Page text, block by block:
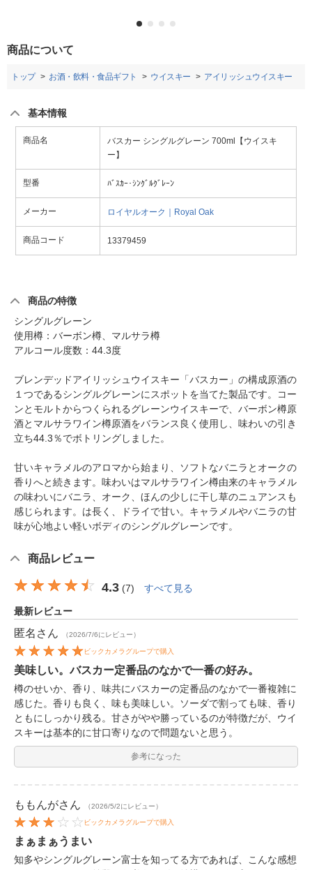
商品について
トップ お酒・飲料・食品ギフト ウイスキー アイリッシュウイスキー
基本情報
商品名
バスカー シングルグレーン 700ml【ウイスキ
ー】
型番 ﾊﾞｽｶｰ･ｼﾝｸﾞﾙｸﾞﾚｰﾝ
メーカー ロイヤルオーク｜Royal Oak
商品コード 13379459
商品の特徴
シングルグレーン
使用樽：バーボン樽、マルサラ樽
アルコール度数：44.3度
ブレンデッドアイリッシュウイスキー「バスカー」の構成原酒の
１つであるシングルグレーンにスポットを当てた製品です。コー
ンとモルトからつくられるグレーンウイスキーで、バーボン樽原
酒とマルサラワイン樽原酒をバランス良く使用し、味わいの引き
立ち44.3％でボトリングしました。
甘いキャラメルのアロマから始まり、ソフトなバニラとオークの
香りへと続きます。味わいはマルサラワイン樽由来のキャラメル
の味わいにバニラ、オーク、ほんの少しに干し草のニュアンスも
感じられます。は長く、ドライで甘い。キャラメルやバニラの甘
味が心地よい軽いボディのシングルグレーンです。
商品レビュー
4.3 (7) すべて見る
最新レビュー
匿名 さん （2026/7/6にレビュー）
ビックカメラグループで購入
美味しい。バスカー定番品のなかで一番の好み。
樽のせいか、香り、味共にバスカーの定番品のなかで一番複雑に
感じた。香りも良く、味も美味しい。ソーダで割っても味、香り
ともにしっかり残る。甘さがやや勝っているのが特徴だが、ウイ
スキーは基本的に甘口寄りなので問題ないと思う。
参考になった
ももんがさん （2026/5/2にレビュー）
ビックカメラグループで購入
まぁまぁうまい
知多やシングルグレーン富士を知ってる方であれば、こんな感想